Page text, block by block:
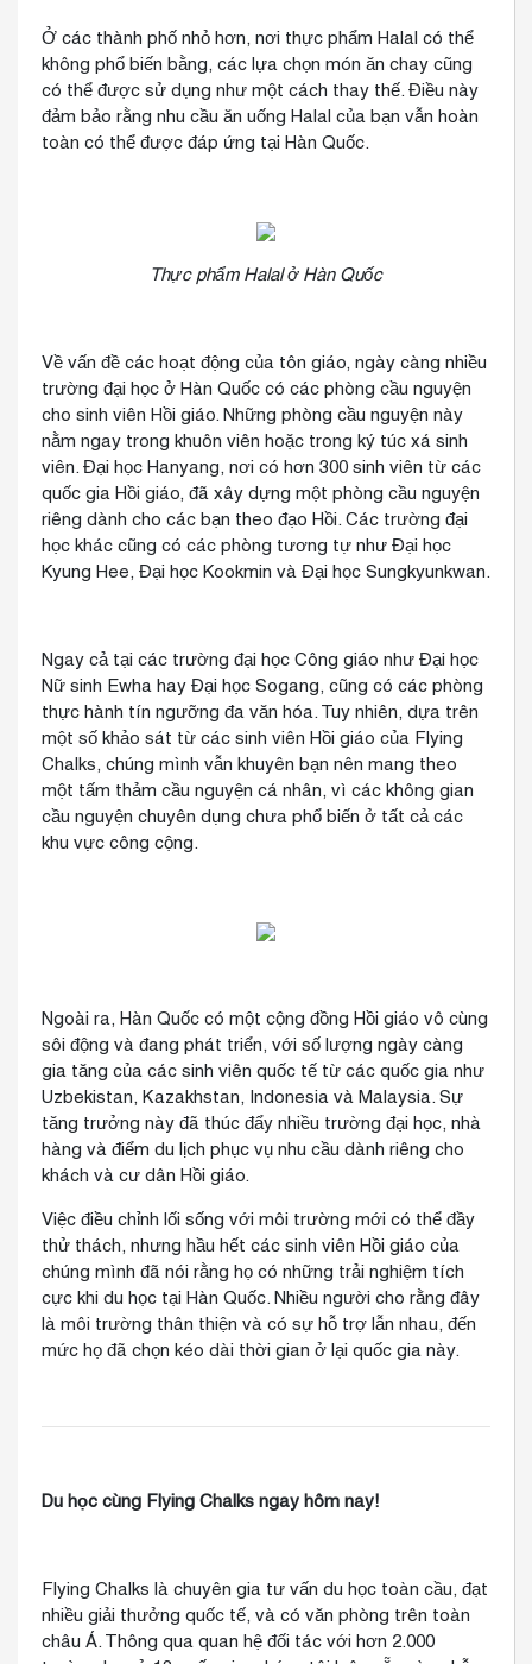
Ở các thành phố nhỏ hơn, nơi thực phẩm Halal có thể
không phổ biến bằng, các lựa chọn món ăn chay cũng
có thể được sử dụng như một cách thay thế. Điều này
đảm bảo rằng nhu cầu ăn uống Halal của bạn vẫn hoàn
toàn có thể được đáp ứng tại Hàn Quốc.
Thực phẩm Halal ở Hàn Quốc
Về vấn đề các hoạt động của tôn giáo, ngày càng nhiều
trường đại học ở Hàn Quốc có các phòng cầu nguyện
cho sinh viên Hồi giáo. Những phòng cầu nguyện này
nằm ngay trong khuôn viên hoặc trong ký túc xá sinh
viên. Đại học Hanyang, nơi có hơn 300 sinh viên từ các
quốc gia Hồi giáo, đã xây dựng một phòng cầu nguyện
riêng dành cho các bạn theo đạo Hồi. Các trường đại
học khác cũng có các phòng tương tự như Đại học
Kyung Hee, Đại học Kookmin và Đại học Sungkyunkwan.
Ngay cả tại các trường đại học Công giáo như Đại học
Nữ sinh Ewha hay Đại học Sogang, cũng có các phòng
thực hành tín ngưỡng đa văn hóa. Tuy nhiên, dựa trên
một số khảo sát từ các sinh viên Hồi giáo của Flying
Chalks, chúng mình vẫn khuyên bạn nên mang theo
một tấm thảm cầu nguyện cá nhân, vì các không gian
cầu nguyện chuyên dụng chưa phổ biến ở tất cả các
khu vực công cộng.
Ngoài ra, Hàn Quốc có một cộng đồng Hồi giáo vô cùng
sôi động và đang phát triển, với số lượng ngày càng
gia tăng của các sinh viên quốc tế từ các quốc gia như
Uzbekistan, Kazakhstan, Indonesia và Malaysia. Sự
tăng trưởng này đã thúc đẩy nhiều trường đại học, nhà
hàng và điểm du lịch phục vụ nhu cầu dành riêng cho
khách và cư dân Hồi giáo.
Việc điều chỉnh lối sống với môi trường mới có thể đầy
thử thách, nhưng hầu hết các sinh viên Hồi giáo của
chúng mình đã nói rằng họ có những trải nghiệm tích
cực khi du học tại Hàn Quốc. Nhiều người cho rằng đây
là môi trường thân thiện và có sự hỗ trợ lẫn nhau, đến
mức họ đã chọn kéo dài thời gian ở lại quốc gia này.
Du học cùng Flying Chalks ngay hôm nay!
Flying Chalks là chuyên gia tư vấn du học toàn cầu, đạt
nhiều giải thưởng quốc tế, và có văn phòng trên toàn
châu Á. Thông qua quan hệ đối tác với hơn 2.000